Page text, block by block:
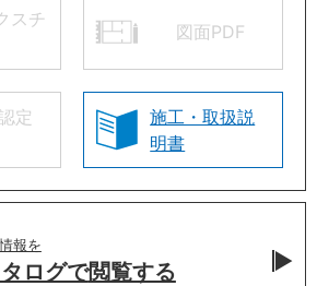
スチ
図面PDF
定
施工・取扱説
明書
報を
ログで閲覧する